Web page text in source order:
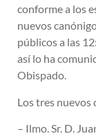
conforme a los
nuevos
públicos a las
así lo ha
Obispado.
Los tres nuevos
– Ilmo. Sr. D.